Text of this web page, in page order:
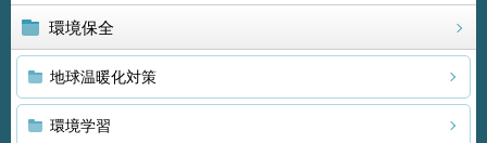
環境保全
地球温暖化対策
環境学習